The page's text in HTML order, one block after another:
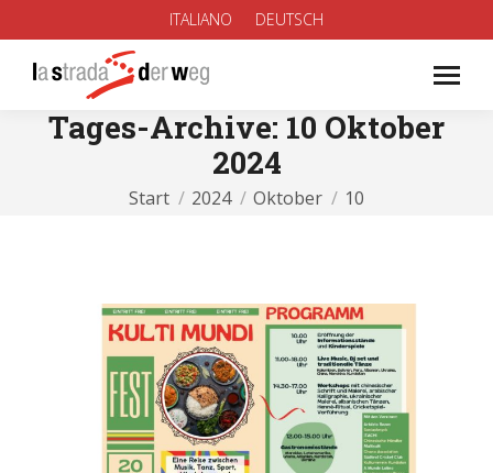
ITALIANO DEUTSCH
Tages-Archive: 10 Oktober
2024
Sie befinden sich hier:
Start 2024 Oktober 10